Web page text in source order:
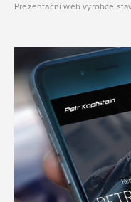
Prezentační web výrobce